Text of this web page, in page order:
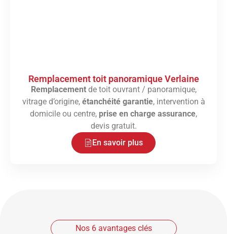
Remplacement toit panoramique Verlaine
Remplacementde toit ouvrant / panoramique,
vitrage d’origine, étanchéité garantie, intervention à
domicile ou centre, prise en charge assurance,
devis gratuit.
En savoir plus
Nos 6 avantages clés